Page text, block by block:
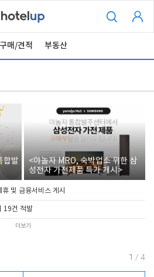
구매/견적 부동산
합발
<야놀자 MRO, 숙박업소 위한 삼
성전자 가전제품 특가 개시>
및 금융서비스 게시
19건 적발
더보기
1 / 4